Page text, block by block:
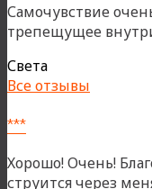
Самочувствие
трепещущее
Света
Все отзывы
***
Хорошо! Очень!
струится через